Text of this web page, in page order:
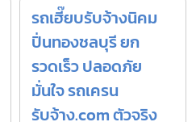
รถเฮี๊ยบรับจ้างนิคม
ปิ่นทองชลบุรี ยก
รวดเร็ว ปลอดภัย
มั่นใจ รถเครน
รับจ้าง.com ตัวจริง